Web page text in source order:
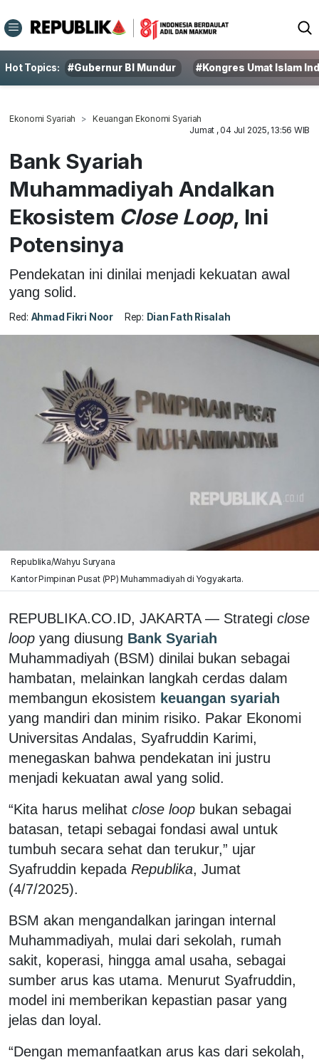
Hot Topics: #Gubernur BI Mundur #Kongres Umat Islam
Ekonomi Syariah
Keuangan Ekonomi Syariah
Jumat , 04 Jul 2025, 13:56 WIB
Bank Syariah
Muhammadiyah Andalkan
Ekosistem Close Loop, Ini
Potensinya
Pendekatan ini dinilai menjadi kekuatan awal
yang solid.
Red: Ahmad Fikri Noor Rep: Dian Fath Risalah
Republika/Wahyu Suryana
Kantor Pimpinan Pusat (PP) Muhammadiyah di Yogyakarta.
REPUBLIKA.CO.ID, JAKARTA — Strategi close
loop yang diusung Bank Syariah
Muhammadiyah (BSM) dinilai bukan sebagai
hambatan, melainkan langkah cerdas dalam
membangun ekosistem keuangan syariah
yang mandiri dan minim risiko. Pakar Ekonomi
Universitas Andalas, Syafruddin Karimi,
menegaskan bahwa pendekatan ini justru
menjadi kekuatan awal yang solid.
“Kita harus melihat close loop bukan sebagai
batasan, tetapi sebagai fondasi awal untuk
tumbuh secara sehat dan terukur,” ujar
Syafruddin kepada Republika, Jumat
(4/7/2025).
BSM akan mengandalkan jaringan internal
Muhammadiyah, mulai dari sekolah, rumah
sakit, koperasi, hingga amal usaha, sebagai
sumber arus kas utama. Menurut Syafruddin,
model ini memberikan kepastian pasar yang
jelas dan loyal.
“Dengan memanfaatkan arus kas dari sekolah,